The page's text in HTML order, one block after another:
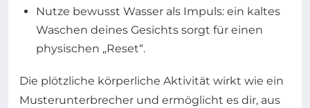
Nutze bewusst Wasser als Impuls: ein kaltes
Waschen deines Gesichts sorgt für einen
physischen „Reset“.
Die plötzliche körperliche Aktivität wirkt wie ein
Musterunterbrecher und ermöglicht es dir, aus